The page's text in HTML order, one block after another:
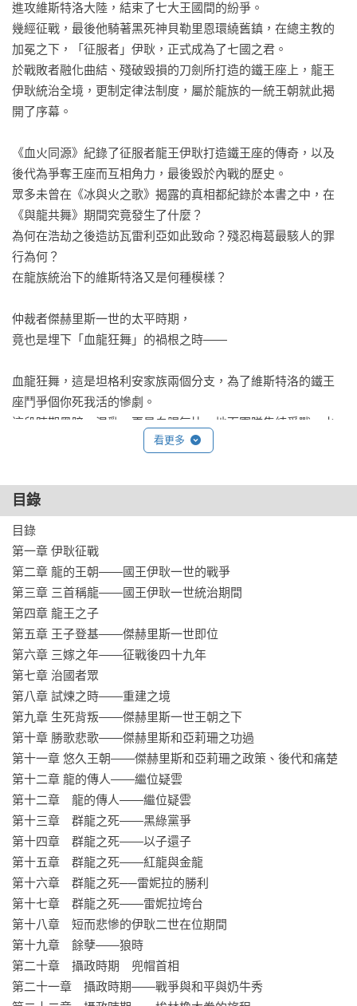
進攻維斯特洛大陸，結束了七大王國間的紛爭。
幾經征戰，最後他騎著黑死神貝勒里恩環繞舊鎮，在總主教的
加冕之下，「征服者」伊耿，正式成為了七國之君。
於戰敗者融化曲結、殘破毀損的刀劍所打造的鐵王座上，龍王
伊耿統治全境，更制定律法制度，屬於龍族的一統王朝就此揭
開了序幕。
《血火同源》紀錄了征服者龍王伊耿打造鐵王座的傳奇，以及
後代為爭奪王座而互相角力，最後毀於內戰的歷史。
眾多未曾在《冰與火之歌》揭露的真相都紀錄於本書之中，在
《與龍共舞》期間究竟發生了什麼？
為何在浩劫之後造訪瓦雷利亞如此致命？殘忍梅葛最駭人的罪
行為何？
在龍族統治下的維斯特洛又是何種模樣？
仲裁者傑赫里斯一世的太平時期，
竟也是埋下「血龍狂舞」的禍根之時——
血龍狂舞，這是坦格利安家族兩個分支，為了維斯特洛的鐵王
座鬥爭個你死我活的慘劇。
這段時期黑暗、混亂，更是血腥無比，地面軍隊集結爭戰，水
戰奪走人命無數，空戰更不用說，巨龍以利牙、尖爪、龍焰對
這場戰爭尤以秘謀、背叛而出名，即便是在迷霧、樓梯間、議
會室、城堡庭園也能用刀劍、謊言、毒藥作戰。
歌手們更稱此時期為「群龍之死」。
而這一切瘋狂的禍根，就始於傑赫里斯一世統治，龍王後裔們
所享有最為漫長且和平的盛世。
命運與人禍交疊之下，最終鐵王座選擇了出乎意料的繼任統治
者。
但為期兩年的混戰，維斯特洛的大貴族付出慘痛代價，家臣、
騎士、百姓連帶犧牲。其後龍族依然保有統治權，勢力大為衰
退，世界上的龍群數量銳減。
這片破碎的王國又將如何繼續——…
《血火同源》紀錄了征服者龍王伊耿打造鐵王座的傳奇，以及
後代為爭奪王座而互相角力，最後毀於內戰的歷史。
全套更收錄了超過80張的插圖，
為維斯特洛與坦格利安家族的歷史增添了血肉，豐富了樣貌。
｜媒體好評：
「我非常愛這本書，馬汀的實力在《血火同源》中徹底解放，
我無法停止閱讀……書中的記述有著令人上癮的特質，足以媲
美托爾金的《精靈寶鑽》……吉爾戴大學士在數百年後才紀錄
下這些歷史，更讓鐵王座之爭變得更加複雜，思想的衝突與爭
議接連而來……即使沉重，《血火同源》仍是極為傑出。」
──《娛樂週刊》（Entertainment Weekly）
看更多
目錄
目錄
第一章 伊耿征戰
第二章 龍的王朝——國王伊耿一世的戰爭
第三章 三首稱龍——國王伊耿一世統治期間
第四章 龍王之子
第五章 王子登基——傑赫里斯一世即位
第六章 三嫁之年——征戰後四十九年
第七章 治國者眾
第八章 試煉之時——重建之境
第九章 生死背叛——傑赫里斯一世王朝之下
第十章 勝歌悲歌——傑赫里斯和亞莉珊之功過
第十一章 悠久王朝——傑赫里斯和亞莉珊之政策、後代和痛楚
第十二章 龍的傳人——繼位疑雲
第十二章　龍的傳人——繼位疑雲
第十三章　群龍之死——黑綠黨爭
第十四章　群龍之死——以子還子
第十五章　群龍之死——紅龍與金龍
第十六章　群龍之死──雷妮拉的勝利
第十七章　群龍之死——雷妮拉垮台
第十八章　短而悲慘的伊耿二世在位期間
第十九章　餘孽——狼時
第二十章　攝政時期　兜帽首相
第二十一章　攝政時期——戰爭與和平與奶牛秀